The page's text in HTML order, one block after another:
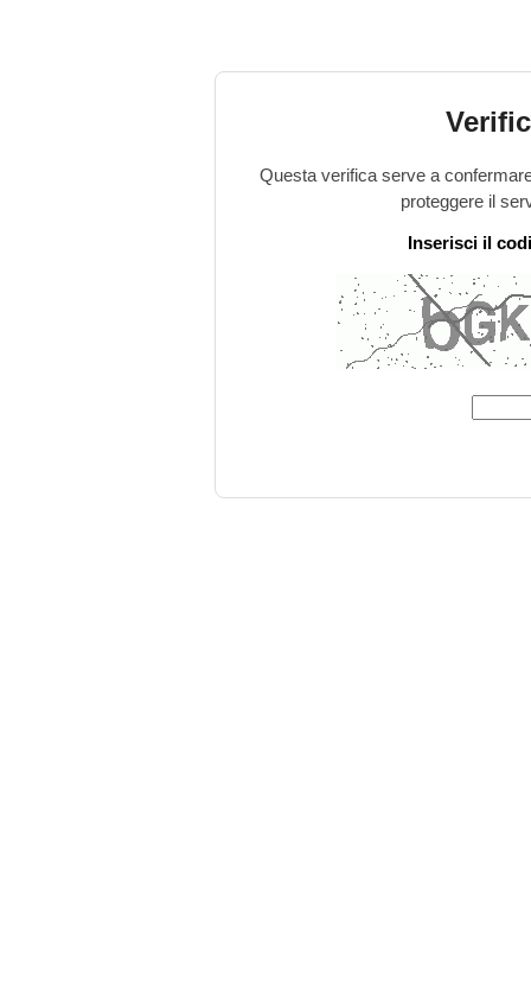
Questa verifica serve a
proteggere il
Inserisci il